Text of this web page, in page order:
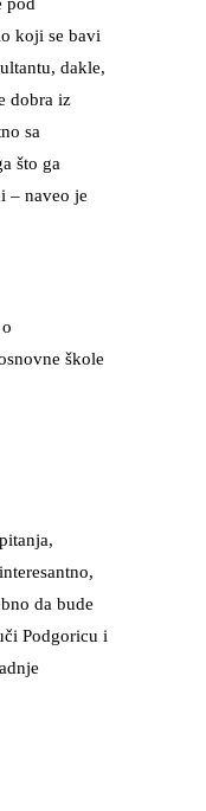
pod
koji se bavi
dakle,
dobra iz
sa
što ga
– naveo je
škole
da bude
Podgoricu i